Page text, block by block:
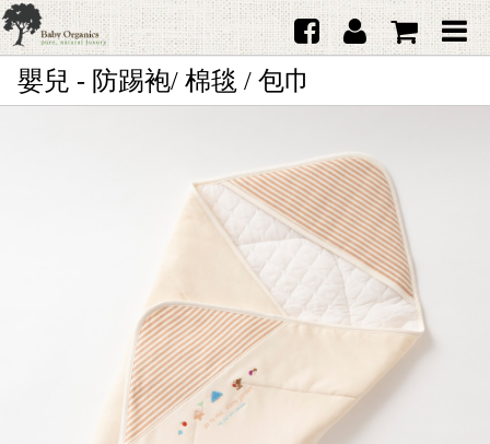
首頁
嬰兒 - 防踢袍/ 棉毯 / 包巾